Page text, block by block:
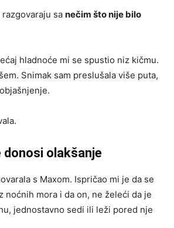
sa nečim što nije bilo
hladnoće mi se spustio niz kičmu.
Snimak sam preslušala više puta,
donosi olakšanje
s Maxom. Ispričao mi je da se
noćnih mora i da on, ne želeći da je
jednostavno sedi ili leži pored nje